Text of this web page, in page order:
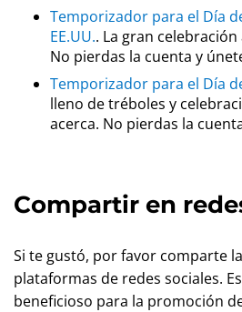
Temporizador para el Día
EE.UU.. La gran
No pierdas la cuenta y
Temporizador para el Día
lleno de tréboles y
acerca. No pierdas la
Compartir en
Si te gustó, por favor comparte
plataformas de redes sociales.
beneficioso para la promoción